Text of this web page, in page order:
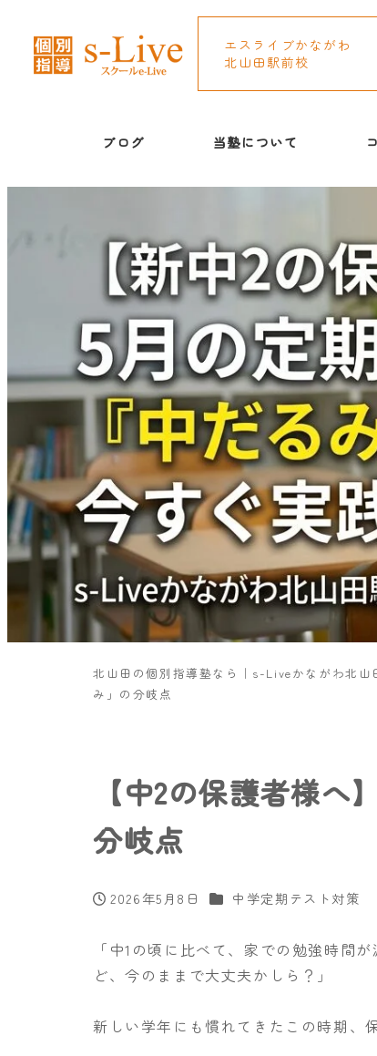
エスライブかながわ
北山田駅前校
ブログ 当塾について
北山田の個別指導塾なら｜s-Liveかながわ北山
み」の分岐点
【中2の保護者様
分岐点
投稿日
2026年5月8日 カテゴリー
中学定期テスト対策
「中1の頃に比べて、家での勉強時
ど、今のままで大丈夫かしら？」
新しい学年にも慣れてきたこの時期、